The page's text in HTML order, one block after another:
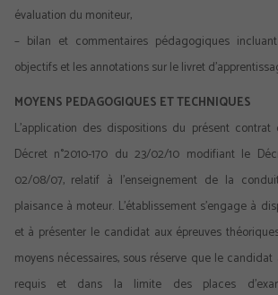
évaluation du moniteur,
– bilan et commentaires pédagogiques
objectifs et les annotations sur le livret
MOYENS PEDAGOGIQUES ET TECHNIQUES
L’application des dispositions du présent
Décret n°2010-170 du 23/02/10 modifiant le
02/08/07, relatif à l’enseignement de la
plaisance à moteur. L’établissement s’engage à
et à présenter le candidat aux épreuves
moyens nécessaires, sous réserve que le
requis et dans la limite des places